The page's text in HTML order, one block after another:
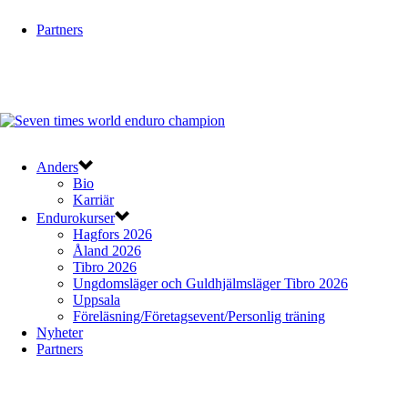
Partners
Anders
Bio
Karriär
Endurokurser
Hagfors 2026
Åland 2026
Tibro 2026
Ungdomsläger och Guldhjälmsläger Tibro 2026
Uppsala
Föreläsning/Företagsevent/Personlig träning
Nyheter
Partners